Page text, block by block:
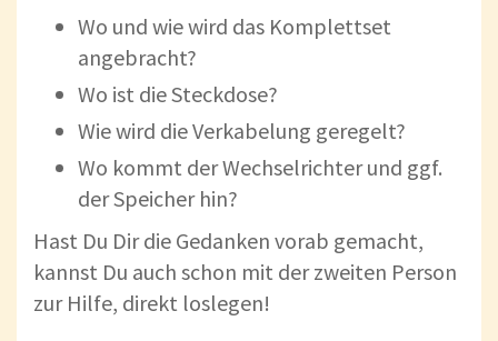
Wo und wie wird das Komplettset
angebracht?
Wo ist die Steckdose?
Wie wird die Verkabelung geregelt?
Wo kommt der Wechselrichter und ggf.
der Speicher hin?
Hast Du Dir die Gedanken vorab gemacht,
kannst Du auch schon mit der zweiten Person
zur Hilfe, direkt loslegen!